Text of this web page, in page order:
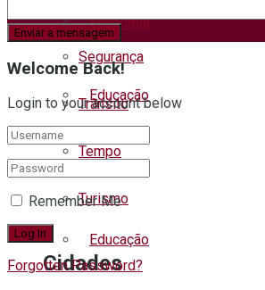
Economia
Educação
Educação
Segurança
Trânsito
Tempo
Turismo
Cidades
Welcome Back!
Login to your account below
Remember Me
Forgotten Password?